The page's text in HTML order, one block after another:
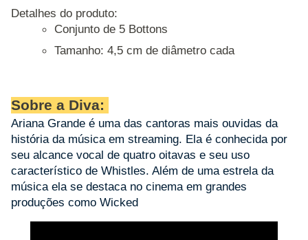
Detalhes do produto:
Conjunto de 5 Bottons
Tamanho: 4,5 cm de diâmetro cada
Sobre a Diva:
Ariana Grande é uma das cantoras mais ouvidas da
história da música em streaming. Ela é conhecida por
seu alcance vocal de quatro oitavas e seu uso
característico de Whistles. Além de uma estrela da
música ela se destaca no cinema em grandes
produções como Wicked